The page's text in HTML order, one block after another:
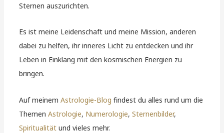
Sternen auszurichten.
Es ist meine Leidenschaft und meine Mission, anderen
dabei zu helfen, ihr inneres Licht zu entdecken und ihr
Leben in Einklang mit den kosmischen Energien zu
bringen.
Auf meinemAstrologie-Blog findest du alles rund um die
ThemenAstrologie, Numerologie,Sternenbilder,
Spiritualität und vieles mehr.